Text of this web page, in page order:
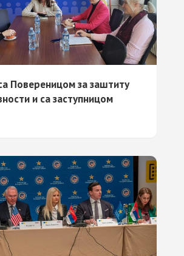
Повереницом за заштиту
и са заступницом